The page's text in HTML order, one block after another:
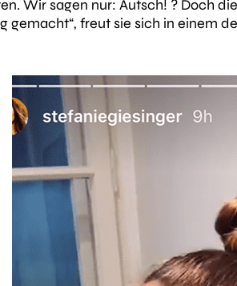
Wir sagen nur: Autsch! ? Doch
gemacht“, freut sie sich in einem